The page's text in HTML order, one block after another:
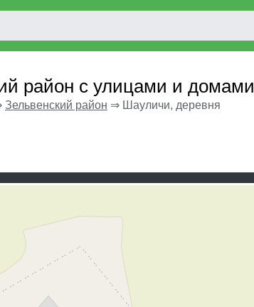
район с улицами и домами
Зельвенский район ⇒ Шауличи, деревня